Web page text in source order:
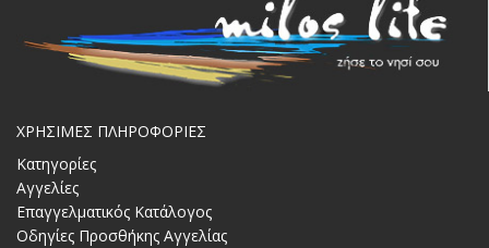
ΧΡΗΣΙΜΕΣ ΠΛΗΡΟΦΟΡΙΕΣ
Κατηγορίες
Αγγελίες
Επαγγελματικός Κατάλογος
Οδηγίες Προσθήκης Αγγελίας